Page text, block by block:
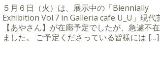
５月６日（火）は、展示中の「Biennially
Exhibition Vol.7 in Galleria cafe U_U」現代
【あやさん】が在廊予定でしたが、急遽不
ました。 ご予定くださっている皆様には […]